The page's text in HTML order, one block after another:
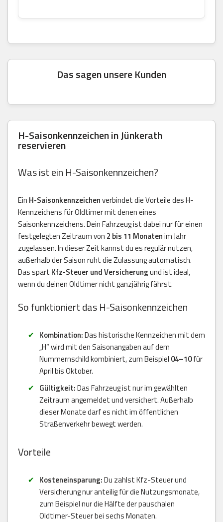
Das sagen unsere Kunden
H-Saisonkennzeichen in Jünkerath
reservieren
Was ist ein H-Saisonkennzeichen?
Ein H-Saisonkennzeichenverbindet die Vorteile des H-
Kennzeichens für Oldtimer mit denen eines
Saisonkennzeichens. Dein Fahrzeug ist dabei nur für einen
festgelegten Zeitraum von 2 bis 11 Monatenim Jahr
zugelassen. In dieser Zeit kannst du es regulär nutzen,
außerhalb der Saison ruht die Zulassung automatisch.
Das spart Kfz-Steuer und Versicherungund ist ideal,
wenn du deinen Oldtimer nicht ganzjährig fährst.
So funktioniert das H-Saisonkennzeichen
Kombination:Das historische Kennzeichen mit dem
„H“ wird mit den Saisonangaben auf dem
Nummernschild kombiniert, zum Beispiel 04–10für
April bis Oktober.
Gültigkeit:Das Fahrzeug ist nur im gewählten
Zeitraum angemeldet und versichert. Außerhalb
dieser Monate darf es nicht im öffentlichen
Straßenverkehr bewegt werden.
Vorteile
Kosteneinsparung:Du zahlst Kfz-Steuer und
Versicherung nur anteilig für die Nutzungsmonate,
zum Beispiel nur die Hälfte der pauschalen
Oldtimer-Steuer bei sechs Monaten.